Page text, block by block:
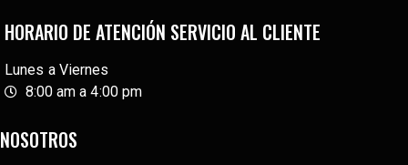
HORARIO DE ATENCIÓN SERVICIO AL CLIENTE
Lunes a Viernes
8:00 am a 4:00 pm
NOSOTROS